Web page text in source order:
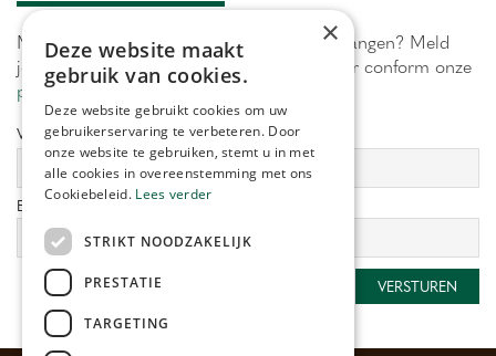
Maximaal 1 keer per week onze acties ontvangen? Meld
je aan! Wij verwerken jouw gegevens secuur conform onze
privacy policy.
Voornaam: Achternaam:
E-mailadres:
×
Deze website maakt
gebruik van cookies.
Deze website gebruikt cookies om uw
gebruikerservaring te verbeteren. Door
onze website te gebruiken, stemt u in met
alle cookies in overeenstemming met ons
Cookiebeleid. Lees verder
STRIKT NOODZAKELIJK
PRESTATIE
TARGETING